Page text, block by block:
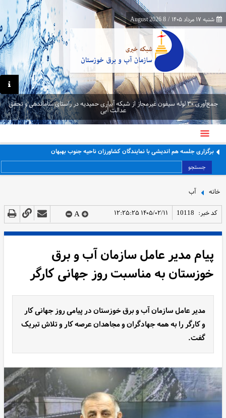
شنبه ۱۷ مرداد ۱۴۰۵ /
8 August 2026
جمع‌آوری ۳۰ لوله سیفون غیرمجاز از شبکه آبیاری حمیدیه در راستای ساماندهی و تحقق
عدالت آبی
برگزاری جلسه هم اندیشی با نمایندگان کشاورزان ناحیه جنوب بهبهان
جستجو
خانه آب
کد خبر: 10118 ۱۴۰۵/۰۲/۱۱ ۱۲:۲۵:۲۵ A
پیام مدیر عامل سازمان آب و برق
خوزستان به مناسبت روز جهانی کارگر
مدیر عامل سازمان آب و برق خوزستان در پیامی روز جهانی کار
و کارگر را به همه جهادگران و مجاهدان عرصه کار و تلاش تبریک
گفت.